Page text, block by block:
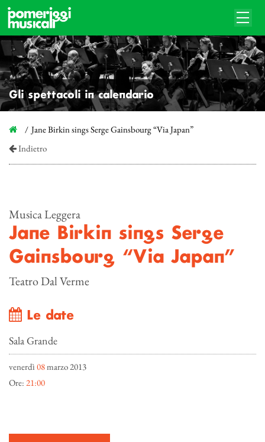
Gli spettacoli in calendario
Jane Birkin sings Serge Gainsbourg “Via Japan”
Indietro
Musica Leggera
Jane Birkin sings Serge
Gainsbourg “Via Japan”
Teatro Dal Verme
Le date
Sala Grande
venerdì 08marzo 2013
Ore: 21:00